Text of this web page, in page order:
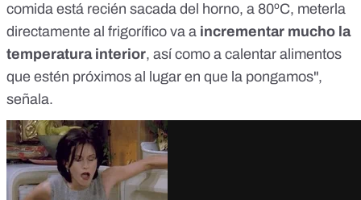
comida está recién sacada del horno, a 80ºC, meterla
directamente al frigorífico va a incrementar mucho la
temperatura interior, así como a calentar alimentos
que estén próximos al lugar en que la pongamos",
señala.